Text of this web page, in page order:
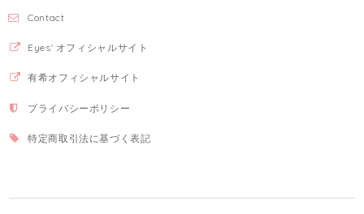
Contact
Eyes' オフィシャルサイト
有希オフィシャルサイト
プライバシーポリシー
特定商取引法に基づく表記